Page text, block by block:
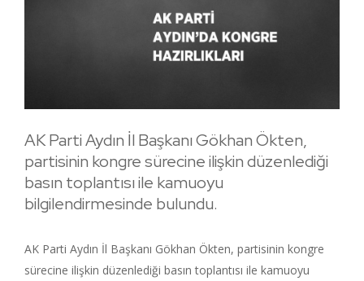
AK Parti Aydın İl Başkanı Gökhan Ökten,
partisinin kongre sürecine ilişkin düzenlediği
basın toplantısı ile kamuoyu
bilgilendirmesinde bulundu.
AK Parti Aydın İl Başkanı Gökhan Ökten, partisinin kongre
sürecine ilişkin düzenlediği basın toplantısı ile kamuoyu